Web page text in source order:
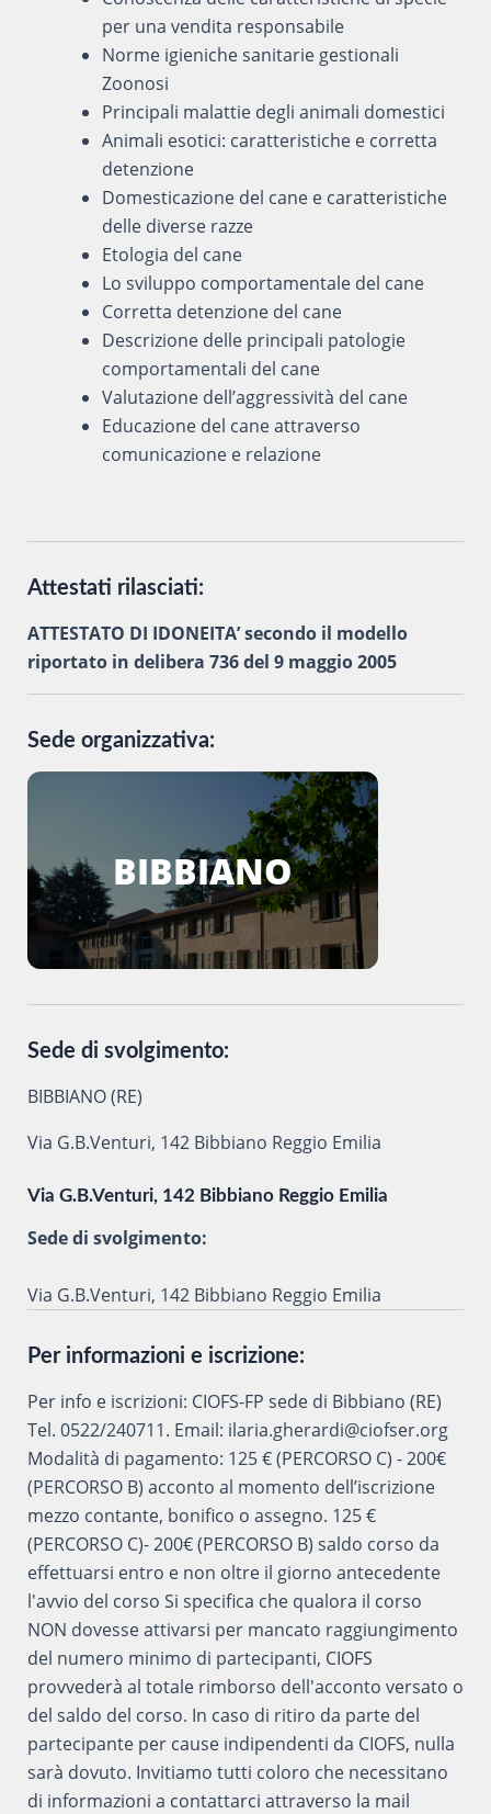
per una vendita responsabile
Norme igieniche sanitarie gestionali
Zoonosi
Principali malattie degli animali domestici
Animali esotici: caratteristiche e corretta
detenzione
Domesticazione del cane e caratteristiche
delle diverse razze
Etologia del cane
Lo sviluppo comportamentale del cane
Corretta detenzione del cane
Descrizione delle principali patologie
comportamentali del cane
Valutazione dell’aggressività del cane
Educazione del cane attraverso
comunicazione e relazione
Attestati rilasciati:
ATTESTATO DI IDONEITA’ secondo il modello
riportato in delibera 736 del 9 maggio 2005
Sede organizzativa:
BIBBIANO
Sede di svolgimento:
BIBBIANO (RE)
Via G.B.Venturi, 142 Bibbiano Reggio Emilia
Via G.B.Venturi, 142 Bibbiano Reggio Emilia
Sede di svolgimento:
Via G.B.Venturi, 142 Bibbiano Reggio Emilia
Per informazioni e iscrizione:
Per info e iscrizioni: CIOFS-FP sede di Bibbiano (RE)
Tel. 0522/240711. Email: ilaria.gherardi@ciofser.org
Modalità di pagamento: 125 € (PERCORSO C) - 200€
(PERCORSO B) acconto al momento dell’iscrizione
mezzo contante, bonifico o assegno. 125 €
(PERCORSO C)- 200€ (PERCORSO B) saldo corso da
effettuarsi entro e non oltre il giorno antecedente
l'avvio del corso Si specifica che qualora il corso
NON dovesse attivarsi per mancato raggiungimento
del numero minimo di partecipanti, CIOFS
provvederà al totale rimborso dell'acconto versato o
del saldo del corso. In caso di ritiro da parte del
partecipante per cause indipendenti da CIOFS, nulla
sarà dovuto. Invitiamo tutti coloro che necessitano
di informazioni a contattarci attraverso la mail